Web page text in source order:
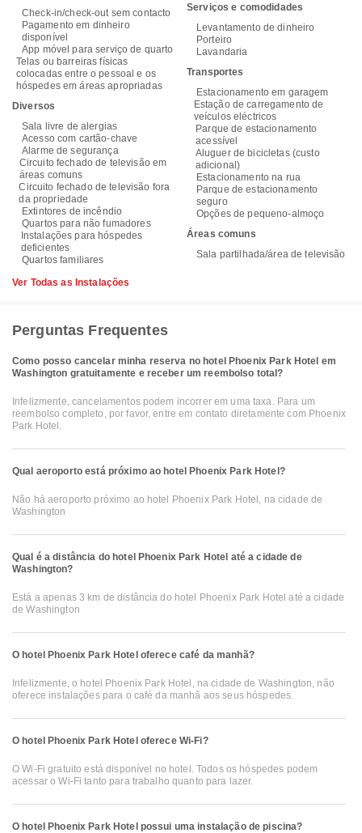
Check-in/check-out sem contacto
Pagamento em dinheiro
disponível
App móvel para serviço de quarto
Telas ou barreiras físicas
colocadas entre o pessoal e os
hóspedes em áreas apropriadas
Diversos
Sala livre de alergias
Acesso com cartão-chave
Alarme de segurança
Circuito fechado de televisão em
áreas comuns
Circuito fechado de televisão fora
da propriedade
Extintores de incêndio
Quartos para não fumadores
Instalações para hóspedes
deficientes
Quartos familiares
Serviços e comodidades
Levantamento de dinheiro
Porteiro
Lavandaria
Transportes
Estacionamento em garagem
Estação de carregamento de
veículos eléctricos
Parque de estacionamento
acessível
Aluguer de bicicletas (custo
adicional)
Estacionamento na rua
Parque de estacionamento
seguro
Opções de pequeno-almoço
Áreas comuns
Sala partilhada/área de televisão
Ver Todas as Instalações
Perguntas Frequentes
Como posso cancelar minha reserva no hotel Phoenix Park Hotel em
Washington gratuitamente e receber um reembolso total?
Infelizmente, cancelamentos podem incorrer em uma taxa. Para um
reembolso completo, por favor, entre em contato diretamente com Phoenix
Park Hotel.
Qual aeroporto está próximo ao hotel Phoenix Park Hotel?
Não há aeroporto próximo ao hotel Phoenix Park Hotel, na cidade de
Washington
Qual é a distância do hotel Phoenix Park Hotel até a cidade de
Washington?
Está a apenas 3 km de distância do hotel Phoenix Park Hotel até a cidade
de Washington
O hotel Phoenix Park Hotel oferece café da manhã?
Infelizmente, o hotel Phoenix Park Hotel, na cidade de Washington, não
oferece instalações para o café da manhã aos seus hóspedes.
O hotel Phoenix Park Hotel oferece Wi-Fi?
O Wi-Fi gratuito está disponível no hotel. Todos os hóspedes podem
acessar o Wi-Fi tanto para trabalho quanto para lazer.
O hotel Phoenix Park Hotel possui uma instalação de piscina?